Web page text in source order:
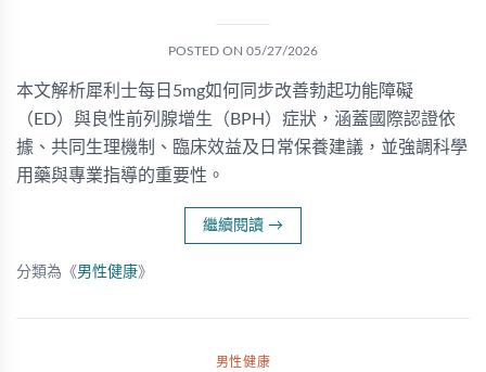
POSTED ON 05/27/2026
本文解析犀利士每日5mg如何同步改善勃起功能障礙
（ED）與良性前列腺增生（BPH）症狀，涵蓋國際認證依
據、共同生理機制、臨床效益及日常保養建議，並強調科學
用藥與專業指導的重要性。
繼續閱讀 →
分類為《男性健康》
男性健康